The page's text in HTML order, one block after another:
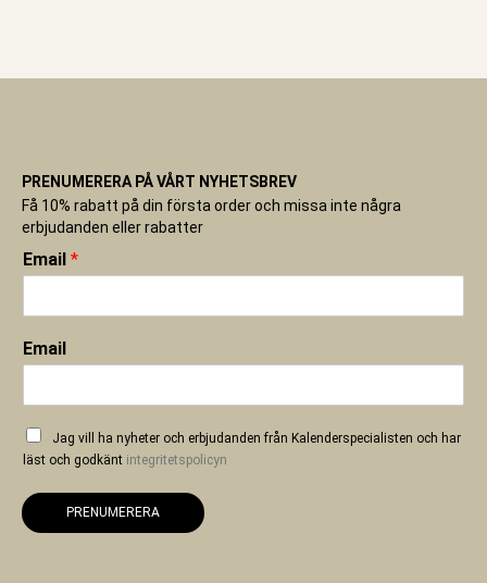
PRENUMERERA PÅ VÅRT NYHETSBREV
Få 10% rabatt på din första order och missa inte några
erbjudanden eller rabatter
Email *
Email
Jag vill ha nyheter och erbjudanden från Kalenderspecialisten och har
läst och godkänt integritetspolicyn
PRENUMERERA